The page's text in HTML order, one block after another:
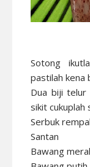
Sotong
pastilah kena
Dua biji telur
sikit cukuplah
Serbuk
Santan
Bawang